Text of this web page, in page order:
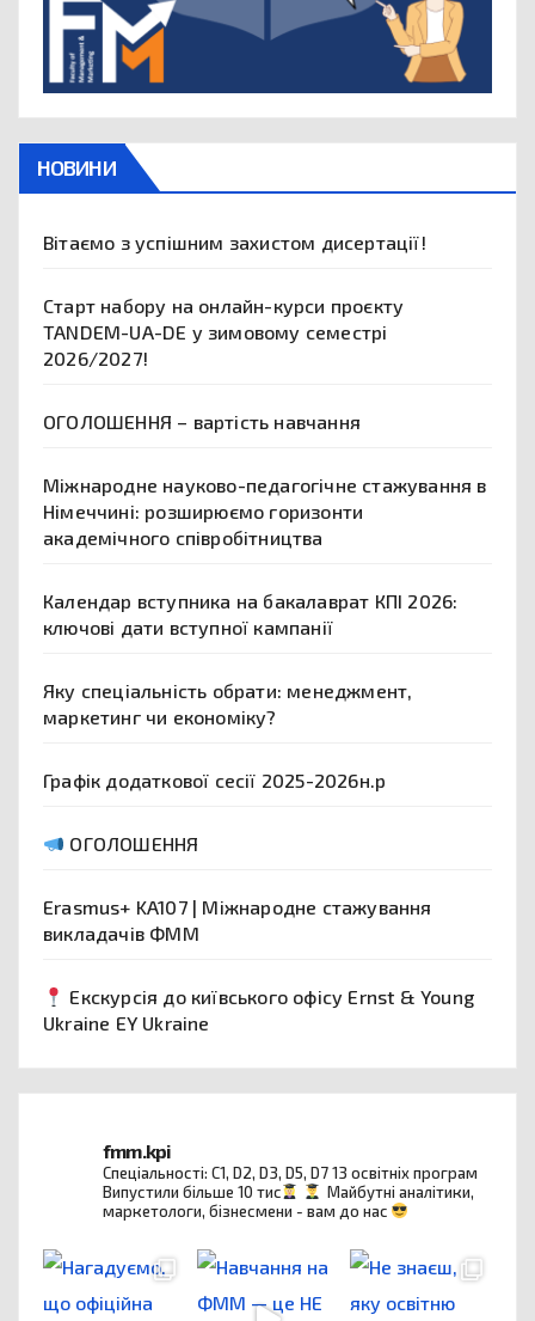
НОВИНИ
Вітаємо з успішним захистом дисертації!
Старт набору на онлайн-курси проєкту
TANDEM-UA-DE у зимовому семестрі
2026/2027!
ОГОЛОШЕННЯ – вартість навчання
Міжнародне науково-педагогічне стажування в
Німеччині: розширюємо горизонти
академічного співробітництва
Календар вступника на бакалаврат КПІ 2026:
ключові дати вступної кампанії
Яку спеціальність обрати: менеджмент,
маркетинг чи економіку?
Графік додаткової сесії 2025-2026н.р
ОГОЛОШЕННЯ
Erasmus+ KA107 | Міжнародне стажування
викладачів ФММ
Екскурсія до київського офісу Ernst & Young
Ukraine EY Ukraine
fmm.kpi
Спеціальності: C1, D2, D3, D5, D713 освітніх програм
Випустили більше 10 тис
Майбутні аналітики,
маркетологи, бізнесмени - вам до нас